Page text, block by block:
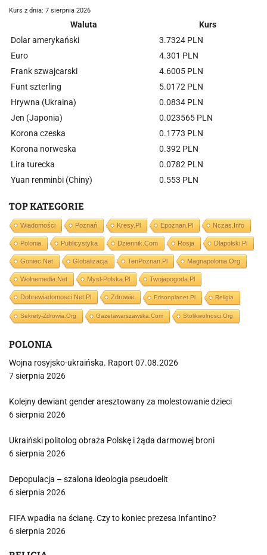
Kurs z dnia: 7 sierpnia 2026
Waluta
Kurs
Dolar amerykański
3.7324 PLN
Euro
4.301 PLN
Frank szwajcarski
4.6005 PLN
Funt szterling
5.0172 PLN
Hrywna (Ukraina)
0.0834 PLN
Jen (Japonia)
0.023565 PLN
Korona czeska
0.1773 PLN
Korona norweska
0.392 PLN
Lira turecka
0.0782 PLN
Yuan renminbi (Chiny)
0.553 PLN
TOP KATEGORIE
Wiadomości Poznań Kresy.pl Epoznan.pl Nczas.info
Polonia Publicystyka Dziennik.com Rosja Dlapolski.pl
Goniec.net Globalizacja TenPoznan.pl Magnapolonia.org
Wolnemedia.net Mysl-Polska.pl Twojapogoda.pl
Dobrewiadomosci.net.pl Zdrowie Prisonplanet.pl Religia
Sekrety-Zdrowia.org Gazetawarszawska.com Stolikwolnosci.org
POLONIA
Wojna rosyjsko-ukraińska. Raport 07.08.2026
7 sierpnia 2026
Kolejny dewiant gender aresztowany za molestowanie dzieci
6 sierpnia 2026
Ukraiński politolog obraża Polskę i żąda darmowej broni
6 sierpnia 2026
Depopulacja – szalona ideologia pseudoelit
6 sierpnia 2026
FIFA wpadła na ścianę. Czy to koniec prezesa Infantino?
6 sierpnia 2026